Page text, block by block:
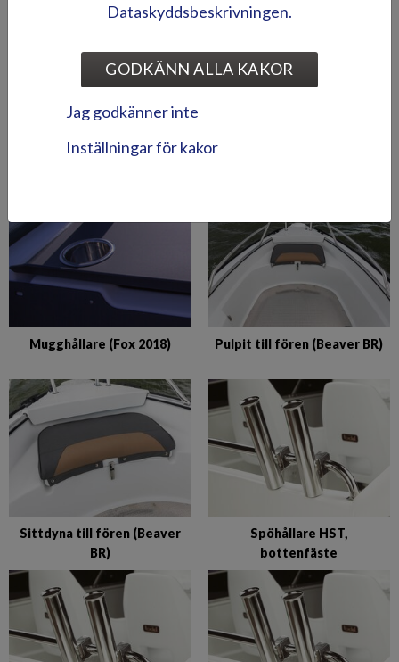
Mugghållare (Fox 2018) Pulpit till fören (Beaver BR)
Sittdyna till fören (Beaver
BR)
Spöhållare HST,
bottenfäste
Dataskyddsbeskrivningen.
GODKÄNN ALLA KAKOR
Jag godkänner inte
Inställningar för kakor